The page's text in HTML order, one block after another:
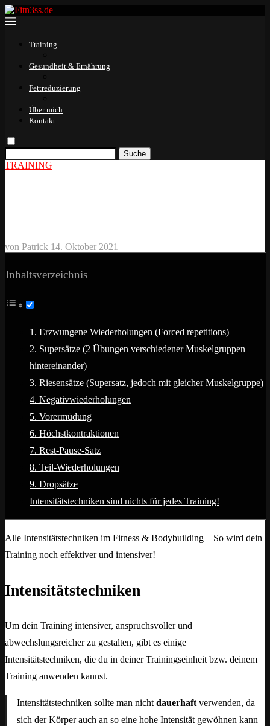
Training
Gesundheit & Ernährung
Fettreduzierung
Über mich
Kontakt
Suche
TRAINING
von Patrick 14. Oktober 2021
Inhaltsverzeichnis
1. Erzwungene Wiederholungen (Forced repetitions)
2. Supersätze (2 Übungen verschiedener Muskelgruppen
hintereinander)
3. Riesensätze (Supersatz, jedoch mit gleicher Muskelgruppe)
4. Negativwiederholungen
5. Vorermüdung
6. Höchstkontraktionen
7. Rest-Pause-Satz
8. Teil-Wiederholungen
9. Dropsätze
Intensitätstechniken sind nichts für jedes Training!
Alle Intensitätstechniken im Fitness & Bodybuilding – So wird dein
Training noch effektiver und intensiver!
Intensitätstechniken
Um dein Training intensiver, anspruchsvoller und
abwechslungsreicher zu gestalten, gibt es einige
Intensitätstechniken, die du in deiner Trainingseinheit bzw. deinem
Training anwenden kannst.
Intensitätstechniken sollte man nichtdauerhaftverwenden, da
sich der Körper auch an so eine hohe Intensität gewöhnen kann